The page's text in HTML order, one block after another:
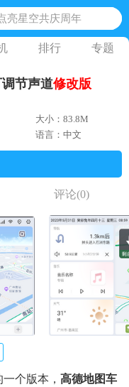
亮星空共庆周年
版 黎明觉醒生机国际服
奥特曼游戏
服 地铁跑酷体验服版本
排行 专题
调节声道修改版
大小：83.8M
语言：中文
评论(0)
个版本， 高德地图车